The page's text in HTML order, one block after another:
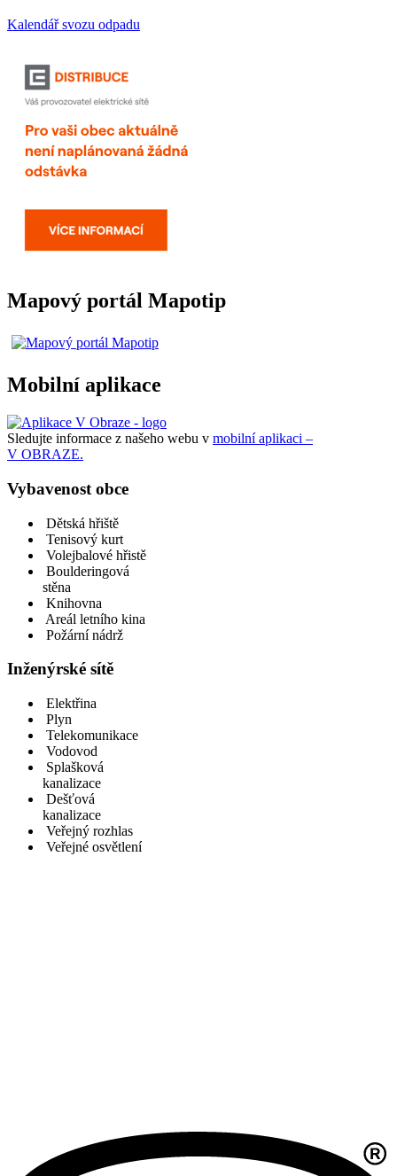
Kalendář svozu odpadu
Mapový portál Mapotip
Mobilní aplikace
Sledujte informace z našeho webu v mobilní aplikaci –
V OBRAZE.
Vybavenost obce
Dětská hřiště
Tenisový kurt
Volejbalové hřistě
Boulderingová
stěna
Knihovna
Areál letního kina
Požární nádrž
Inženýrské sítě
Elektřina
Plyn
Telekomunikace
Vodovod
Splašková
kanalizace
Dešťová
kanalizace
Veřejný rozhlas
Veřejné osvětlení